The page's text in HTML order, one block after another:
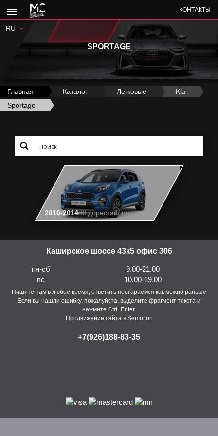
RU
КОНТАКТЫ
SPORTAGE
Главная › Каталог Легковые › Kia
›
Sportage
2010-2014III дорестайлинг
Каширское шоссе 43к5 офис 306
пн-сб
9.00-21.00
вс
10.00-19.00
Пишите нам в любое время, ответить постараемся как можно раньше
Если вы нашли ошибку, пожалуйста, выделите фрагмент текста и
нажмите Ctrl+Enter.
Продвижение сайта в Semotion
+7(926)188-83-35